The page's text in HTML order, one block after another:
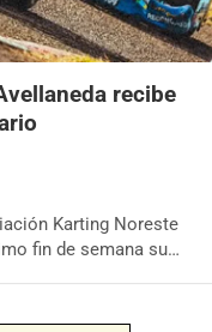
recibe
Karting Noreste
fin de semana su…